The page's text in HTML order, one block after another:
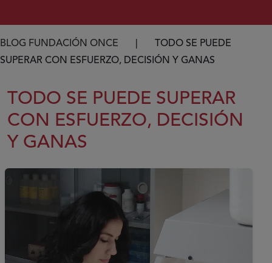
Ruta de navegación
BLOG FUNDACIÓN ONCE
TODO SE PUEDE
SUPERAR CON ESFUERZO, DECISIÓN Y GANAS
TODO SE PUEDE SUPERAR
CON ESFUERZO, DECISIÓN
Y GANAS